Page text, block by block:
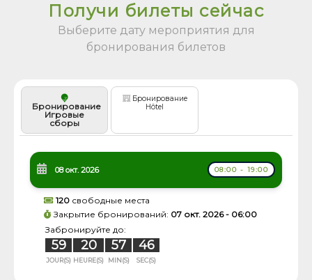
Получи билеты сейчас
Выберите дату мероприятия для
бронирования билетов
Бронирование
Игровые
сборы
Бронирование
Hôtel
08 окт. 2026 08:00 - 19:00
120 свободные места
Закрытие бронирований: 07 окт. 2026 - 06:00
Забронируйте до:
59 20 57 46
JOUR(S) HEURE(S) MIN(S) SEC(S)